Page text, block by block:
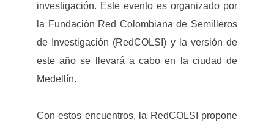
investigación. Este evento es organizado por
la Fundación Red Colombiana de Semilleros
de Investigación (RedCOLSI) y la versión de
este año se llevará a cabo en la ciudad de
Medellín.
Con estos encuentros, la RedCOLSI propone